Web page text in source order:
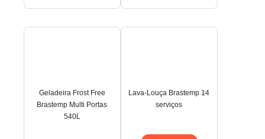
Geladeira Frost Free
Brastemp Multi Portas
540L
Lava-Louça Brastemp 14
serviços